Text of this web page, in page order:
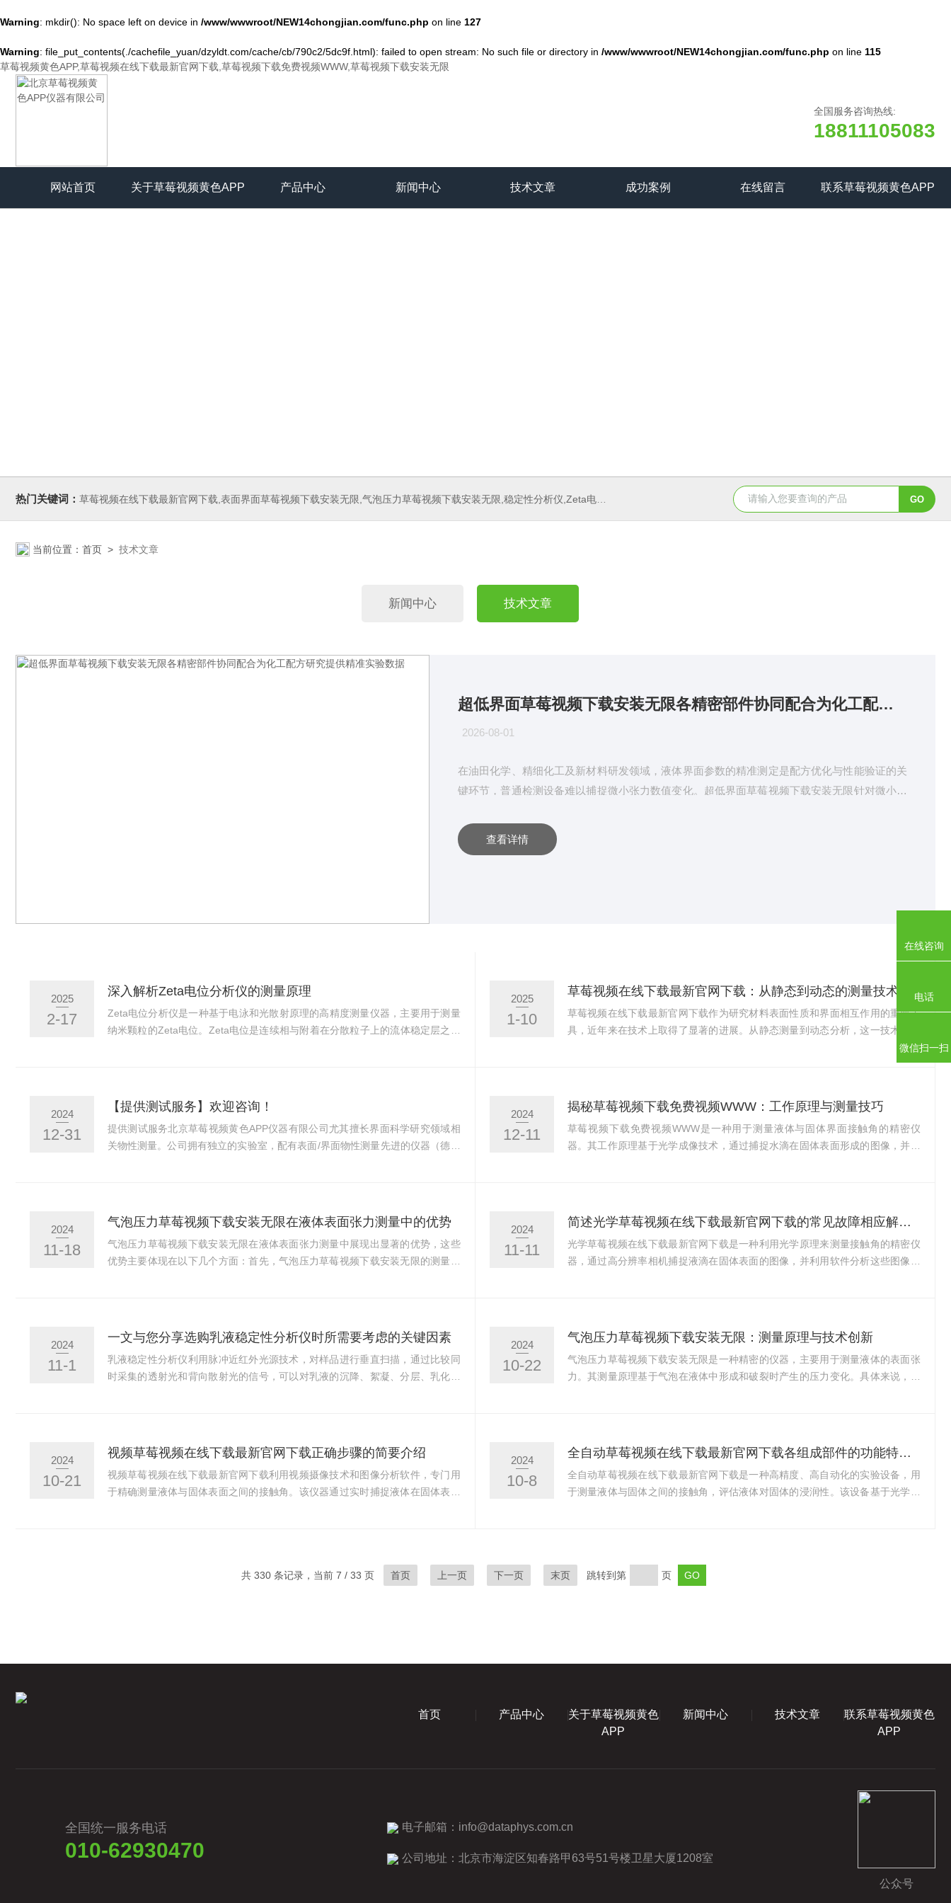
Warning: mkdir(): No space left on device in /www/wwwroot/NEW14chongjian.com/func.php on line 127
Warning: file_put_contents(./cachefile_yuan/dzyldt.com/cache/cb/790c2/5dc9f.html): failed to open stream: No such file or directory in /www/wwwroot/NEW14chongjian.com/func.php on line 115
草莓视频黄色APP,草莓视频在线下载最新官网下载,草莓视频下载免费视频WWW,草莓视频下载安装无限
全国服务咨询热线:
18811105083
网站首页 关于草莓视频黄色APP 产品中心 新闻中心 技术文章 成功案例 在线留言 联系草莓视频黄色APP
热门关键词： 草莓视频在线下载最新官网下载,表面界面草莓视频下载安装无限,气泡压力草莓视频下载安装无限,稳定性分析仪,Zeta电位分析仪,三维形貌测量仪,微滴脱粘测量仪,扩张流变测量仪,刀具测量仪,多重光散射仪
当前位置： 首页 > 技术文章
新闻中心 技术文章
超低界面草莓视频下载安装无限各精密部件协同配合为化工配方研究提供精准实验数据
2026-08-01
在油田化学、精细化工及新材料研发领域，液体界面参数的精准测定是配方优化与性能验证的关
键环节，普通检测设备难以捕捉微小张力数值变化。超低界面草莓视频下载安装无限针对微小区
控，超低界面草莓视频下载安装无限可稳定完成微量数值检测，为化工配方研究与性能评估提供
精准实验数据。1、精密动力升降平台升降平台用于承载样品器皿，可实现微米级平稳升降与微
查看详情
2025
2-17
深入解析Zeta电位分析仪的测量原理
Zeta电位分析仪是一种基于电泳和光散射原理的高精度测量仪器，主要用于测量
纳米颗粒的Zeta电位。Zeta电位是连续相与附着在分散粒子上的流体稳定层之间
会倾向于对抗这种运动。当这两种力达到平衡时，粒子将以恒定的速度运动，这
个速度被称为电泳迁移率。通过测量电泳迁移率，并结...
2025
1-10
草莓视频在线下载最新官网下载作为研究材料表面性质和界面相互作用的重要工
具，近年来在技术上取得了显著的进展。从静态测量到动态分析，这一技术不仅
提高了测量的准确性，还拓展了其应用领域。在静态测量方面，草莓视频在线下
载最新官网下载已经发展出了多种测试方法，如座滴法、俘虏气泡法等。这些方
表面的润湿性能提供了直观的量化指标。静态接触角的测量对于评估材料的表面
能、粘附力等性质具有重要意义。然而，随着科学技术的发展，对材料表面性质
的研究需求日益多样化，...
2024
12-31
【提供测试服务】欢迎咨询！
提供测试服务北京草莓视频黄色APP仪器有限公司尤其擅长界面科学研究领域相
关物性测量。公司拥有独立的实验室，配有表面/界面物性测量先进的仪器（德国
下载最新官网下载表/界面草莓视频下载安装无限（粘附力测量仪）微滴脱粘测量
仪乳液（悬浮液）稳定性测量仪固体Zeta电位测量仪三维表面测量仪—每台...
2024
12-11
揭秘草莓视频下载免费视频WWW：工作原理与测量技巧
草莓视频下载免费视频WWW是一种用于测量液体与固体界面接触角的精密仪
器。其工作原理基于光学成像技术，通过捕捉水滴在固体表面形成的图像，并利
液滴的体积和形状的一致性，而样品台则允许固定和精细调整被测样本的位置。
接下来，图像处理软件会对捕捉到的液滴图像进行分析。通过分析液滴的外形和
尺寸，软件可以自动计算出...
2024
11-18
气泡压力草莓视频下载安装无限在液体表面张力测量中的优势
气泡压力草莓视频下载安装无限在液体表面张力测量中展现出显著的优势，这些
优势主要体现在以下几个方面：首先，气泡压力草莓视频下载安装无限的测量原
了先进的传感器技术和数据处理算法，仪器能够实时监测并记录气泡压力的变
化，进而计算出精确的表面张力值。这种高精度测量对于科学研究、工业生产等
领域具有重要意义。此外，气泡压力张...
2024
11-11
简述光学草莓视频在线下载最新官网下载的常见故障相应解决方法
光学草莓视频在线下载最新官网下载是一种利用光学原理来测量接触角的精密仪
器，通过高分辨率相机捕捉液滴在固体表面的图像，并利用软件分析这些图像，
决方法：1、测量结果不稳定可能原因：环境条件不稳定、样品表面不干净、设备
本身问题等。解决方法：确保实验室环境恒温恒湿，保持样品表面清洁，检查设
备是否需要校准或维护...
2024
11-1
一文与您分享选购乳液稳定性分析仪时所需要考虑的关键因素
乳液稳定性分析仪利用脉冲近红外光源技术，对样品进行垂直扫描，通过比较同
时采集的透射光和背向散射光的信号，可以对乳液的沉降、絮凝、分层、乳化等
需要考虑的因素：1、测试方法和功能：首先，确定您需要的测试方法和功能。不
同的仪器可能具有不同的测试方法，例如粒径分析、稳定性指标测...
2024
10-22
气泡压力草莓视频下载安装无限：测量原理与技术创新
气泡压力草莓视频下载安装无限是一种精密的仪器，主要用于测量液体的表面张
力。其测量原理基于气泡在液体中形成和破裂时产生的压力变化。具体来说，当
气泡的压力，可以推算出液体的表面张力。在技术创新方面，气泡压力草莓视频
下载安装无限不断引入新技术以提高测量的准确性和效率。例如，现代的气泡压
力草莓视频下载安装无限通常采用灵...
2024
10-21
视频草莓视频在线下载最新官网下载正确步骤的简要介绍
视频草莓视频在线下载最新官网下载利用视频摄像技术和图像分析软件，专门用
于精确测量液体与固体表面之间的接触角。该仪器通过实时捕捉液体在固体表面
洁程度。2、校准：在进行测量之前，确保仪器已经校准。校准过程可能需要使用
2024
10-8
全自动草莓视频在线下载最新官网下载各组成部件的功能特点分享
全自动草莓视频在线下载最新官网下载是一种高精度、高自动化的实验设备，用
于测量液体与固体之间的接触角，评估液体对固体的浸润性。该设备基于光学系
制成。它具有平整的表面，确保样品放置稳固，以便进行接触角测量。2、摄像
共 330 条记录，当前 7 / 33 页 首页 上一页 下一页 末页 跳转到第 页
首页 产品中心
关于草莓视频黄色
APP
新闻中心 技术文章
联系草莓视频黄色
APP
全国统一服务电话
010-62930470
电子邮箱： info@dataphys.com.cn
公司地址：北京市海淀区知春路甲63号51号楼卫星大厦1208室
公众号
在线咨询
电话
微信扫一扫